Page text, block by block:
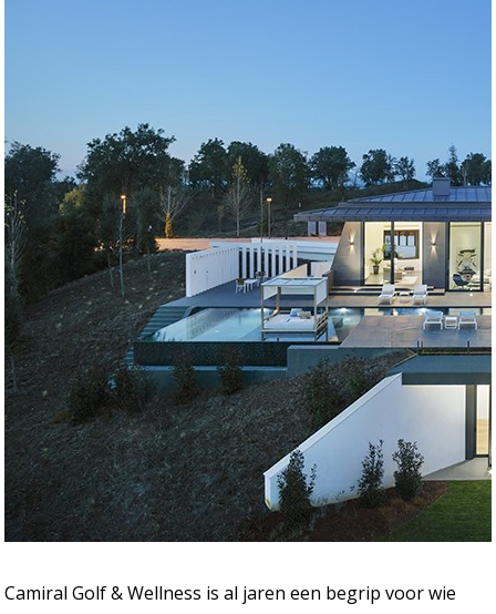
Camiral Golf & Wellness is al jaren een begrip voor wie